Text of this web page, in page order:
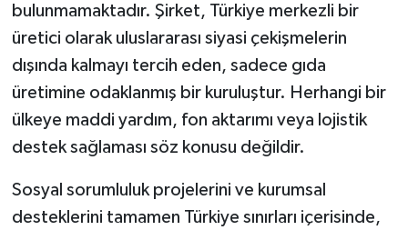
bulunmamaktadır. Şirket, Türkiye merkezli bir
üretici olarak uluslararası siyasi çekişmelerin
dışında kalmayı tercih eden, sadece gıda
üretimine odaklanmış bir kuruluştur. Herhangi bir
ülkeye maddi yardım, fon aktarımı veya lojistik
destek sağlaması söz konusu değildir.
Sosyal sorumluluk projelerini ve kurumsal
desteklerini tamamen Türkiye sınırları içerisinde,